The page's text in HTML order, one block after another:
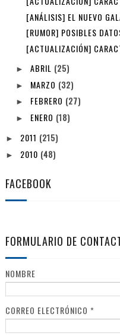
[ANÁLISIS] EL NUEVO
[RUMOR] POSIBLES
[ACTUALIZACIÓN]
► ABRIL (25)
► MARZO (32)
► FEBRERO (27)
► ENERO (18)
► 2011 (215)
► 2010 (48)
FACEBOOK
FORMULARIO DE
NOMBRE
CORREO ELECTRÓNICO *